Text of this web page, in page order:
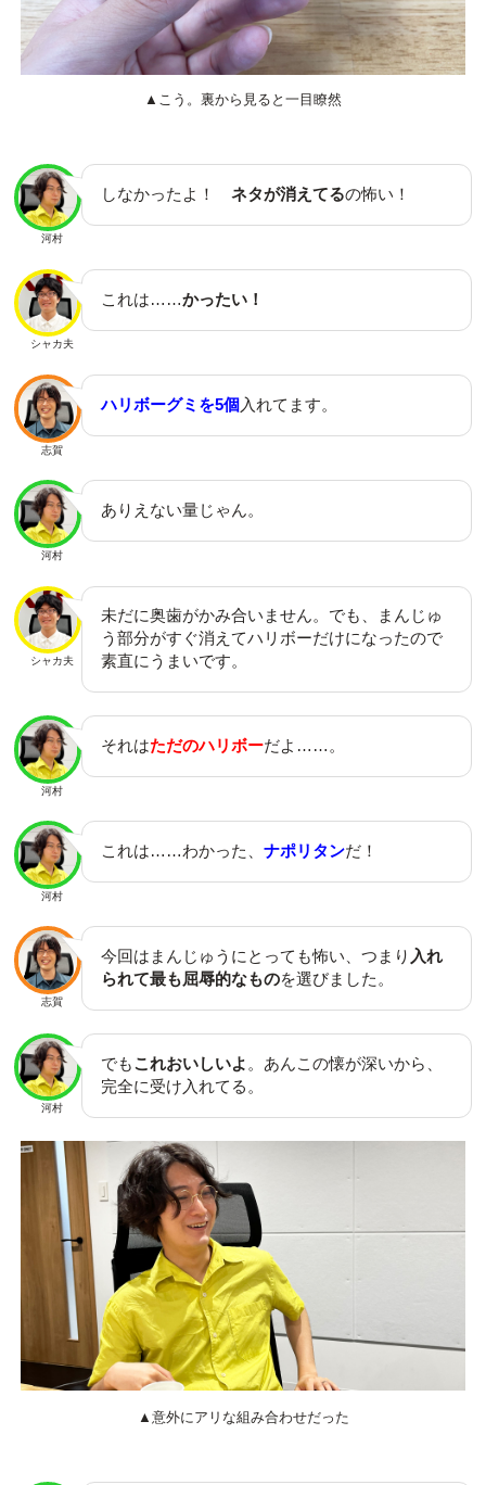
▲こう。裏から見ると一目瞭然
河村
しなかったよ！ネタが消えてるの怖い！
シャカ夫
これは……かったい！
志賀
ハリボーグミを5個 入れてます。
河村
ありえない量じゃん。
シャカ夫
未だに奥歯がかみ合いません。でも、まんじゅ
う部分がすぐ消えてハリボーだけになったので
素直にうまいです。
河村
それはただのハリボーだよ……。
河村
これは……わかった、ナポリタンだ！
志賀
今回はまんじゅうにとっても怖い、つまり 入れ
られて最も屈辱的なものを選びました。
河村
でもこれおいしいよ 。あんこの懐が深いから、
完全に受け入れてる。
▲意外にアリな組み合わせだった